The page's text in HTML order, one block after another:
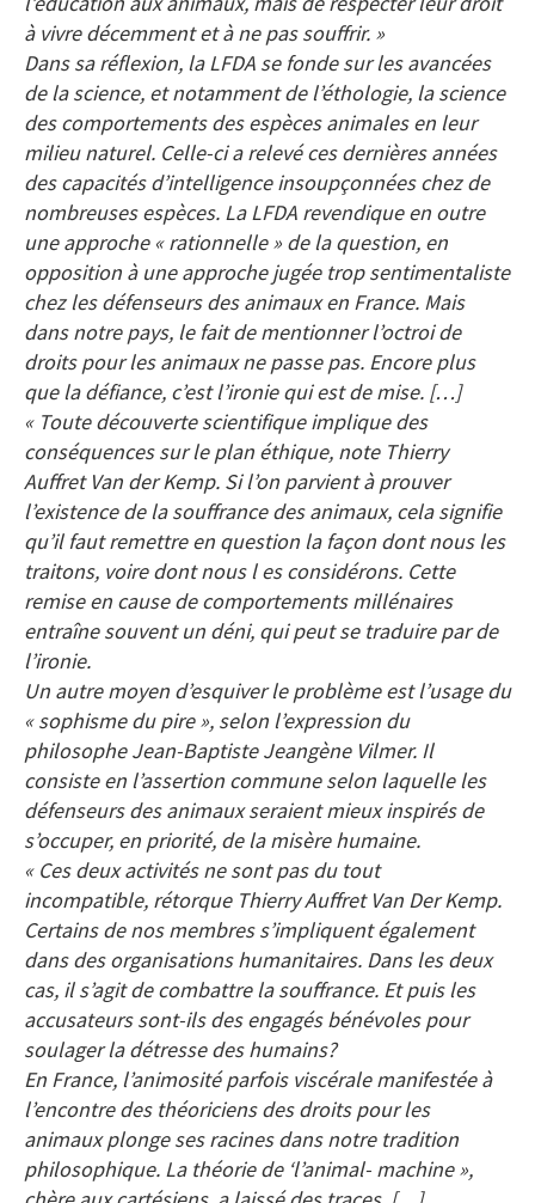
à vivre décemment et à ne pas souffrir. »
Dans sa réflexion, la LFDA se fonde sur les avancées
de la science, et notamment de l’éthologie, la science
des comportements des espèces animales en leur
milieu naturel. Celle-ci a relevé ces dernières années
des capacités d’intelligence insoupçonnées chez de
nombreuses espèces. La LFDA revendique en outre
une approche « rationnelle » de la question, en
opposition à une approche jugée trop sentimentaliste
chez les défenseurs des animaux en France. Mais
dans notre pays, le fait de mentionner l’octroi de
droits pour les animaux ne passe pas. Encore plus
que la défiance, c’est l’ironie qui est de mise. […]
« Toute découverte scientifique implique des
conséquences sur le plan éthique, note Thierry
Auffret Van der Kemp. Si l’on parvient à prouver
l’existence de la souffrance des animaux, cela signifie
qu’il faut remettre en question la façon dont nous les
traitons, voire dont nous l es considérons. Cette
remise en cause de comportements millénaires
entraîne souvent un déni, qui peut se traduire par de
l’ironie.
Un autre moyen d’esquiver le problème est l’usage du
« sophisme du pire », selon l’expression du
philosophe Jean-Baptiste Jeangène Vilmer. Il
consiste en l’assertion commune selon laquelle les
défenseurs des animaux seraient mieux inspirés de
s’occuper, en priorité, de la misère humaine.
« Ces deux activités ne sont pas du tout
incompatible, rétorque Thierry Auffret Van Der Kemp.
Certains de nos membres s’impliquent également
dans des organisations humanitaires. Dans les deux
cas, il s’agit de combattre la souffrance. Et puis les
accusateurs sont-ils des engagés bénévoles pour
soulager la détresse des humains?
En France, l’animosité parfois viscérale manifestée à
l’encontre des théoriciens des droits pour les
animaux plonge ses racines dans notre tradition
philosophique. La théorie de ‘l’animal- machine »,